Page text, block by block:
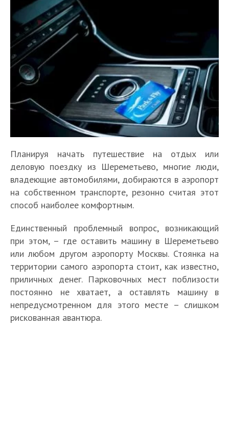
Планируя начать путешествие на отдых или
деловую поездку из Шереметьево, многие люди,
владеющие автомобилями, добираются в аэропорт
на собственном транспорте, резонно считая этот
способ наиболее комфортным.
Единственный проблемный вопрос, возникающий
при этом, – где оставить машину в Шереметьево
или любом другом аэропорту Москвы. Стоянка на
территории самого аэропорта стоит, как известно,
приличных денег. Парковочных мест поблизости
постоянно не хватает, а оставлять машину в
непредусмотренном для этого месте – слишком
рискованная авантюра.